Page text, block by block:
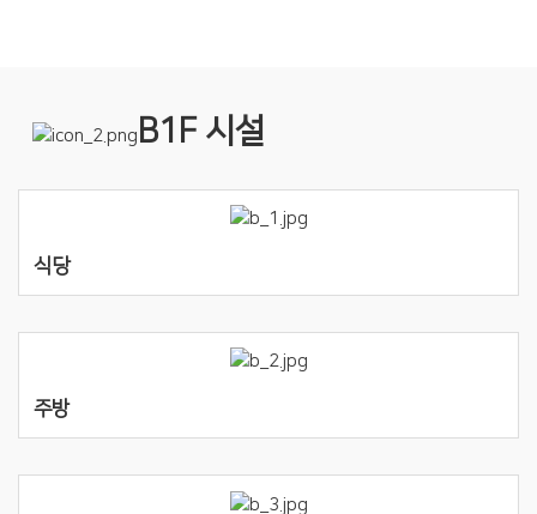
B1F 시설
식당
주방